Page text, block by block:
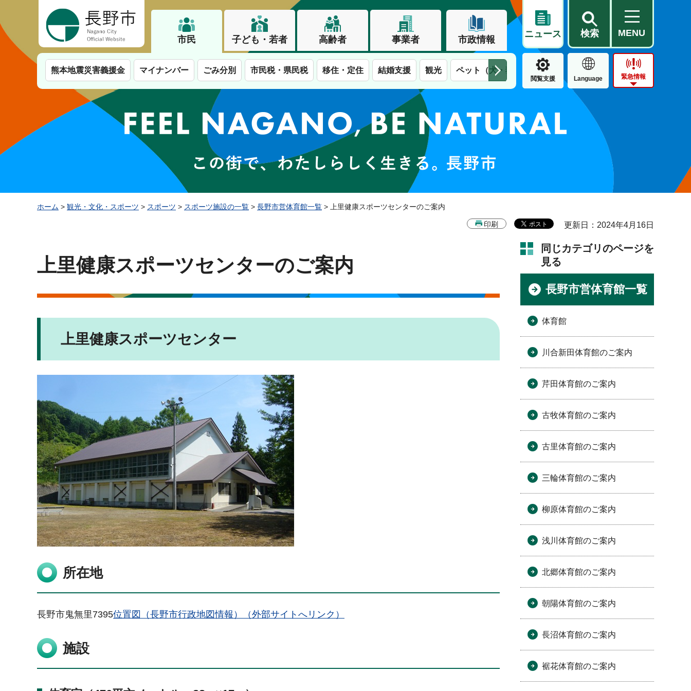
市民 子ども・若者 高齢者 事業者 市政情報
ニュース 検索 MENU
熊本地震災害義援金 マイナンバー ごみ分別 市民税・県民税 移住・定住 結婚支援 観光 ペット（犬・猫） 住民票・戸籍 公営住宅
閲覧支援 Language 緊急情報
この街で、わたしらしく生きる。長野市
ホーム > 観光・文化・スポーツ > スポーツ > スポーツ施設の一覧 > 長野市営体育館一覧 > 上里健康スポーツセンターのご案内
印刷 更新日：2024年4月16日
上里健康スポーツセンターのご案内
上里健康スポーツセンター
所在地
長野市鬼無里7395位置図（長野市行政地図情報）（外部サイトへリンク）
施設
同じカテゴリのページを
見る
長野市営体育館一覧
体育館
川合新田体育館のご案内
芹田体育館のご案内
古牧体育館のご案内
古里体育館のご案内
三輪体育館のご案内
柳原体育館のご案内
浅川体育館のご案内
北郷体育館のご案内
朝陽体育館のご案内
長沼体育館のご案内
裾花体育館のご案内